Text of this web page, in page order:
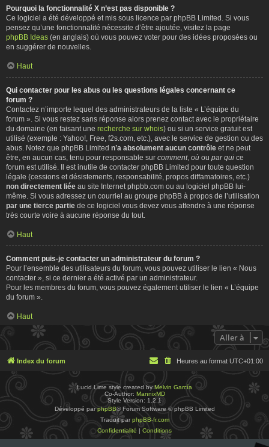
Pourquoi la fonctionnalité X n’est pas disponible ?
Ce logiciel a été développé et mis sous licence par phpBB Limited. Si vous
pensez qu’une fonctionnalité nécessite d’être ajoutée, visitez la page
phpBB Ideas (en anglais) où vous pouvez voter pour des idées proposées ou
en suggérer de nouvelles.
Haut
Qui contacter pour les abus ou les questions légales concernant ce
forum ?
Contactez n’importe lequel des administrateurs de la liste « L’équipe du
forum ». Si vous restez sans réponse alors prenez contact avec le propriétaire
du domaine (en faisant une recherche sur whois) ou si un service gratuit est
utilisé (exemple : Yahoo!, Free, f2s.com, etc.), avec le service de gestion ou des
abus. Notez que phpBB Limited n’a absolument aucun contrôle et ne peut
être, en aucun cas, tenu pour responsable sur comment, où ou par qui ce
forum est utilisé. Il est inutile de contacter phpBB Limited pour toute question
légale (cessions et désistements, responsabilité, propos diffamatoires, etc.)
non directement liée au site Internet phpbb.com ou au logiciel phpBB lui-
même. Si vous adressez un courriel au groupe phpBB à propos de l’utilisation
par une tierce partie de ce logiciel vous devez vous attendre à une réponse
très courte voire à aucune réponse du tout.
Haut
Comment puis-je contacter un administrateur du forum ?
Pour l’ensemble des utilisateurs du forum, vous pouvez utiliser le lien « Nous
contacter », si ce dernier a été activé par un administrateur.
Pour les membres du forum, vous pouvez également utiliser le lien « L’équipe
du forum ».
Haut
Aller à
Index du forum Heures au format UTC+01:00
Lucid Lime style created byMelvin García
Co-Author: MannixMD
Style Version: 1.2.1
Développé parphpBB® Forum Software © phpBB Limited
Traduit par phpBB-fr.com
Confidentialité | Conditions